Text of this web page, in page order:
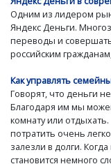
Одним из лидером
Яндекс Деньги.
переводы и
российским
Как управлять
Говорят, что деньги
Благодаря им мы
комнату или
потратить очень
залезли в долги.
становится немного